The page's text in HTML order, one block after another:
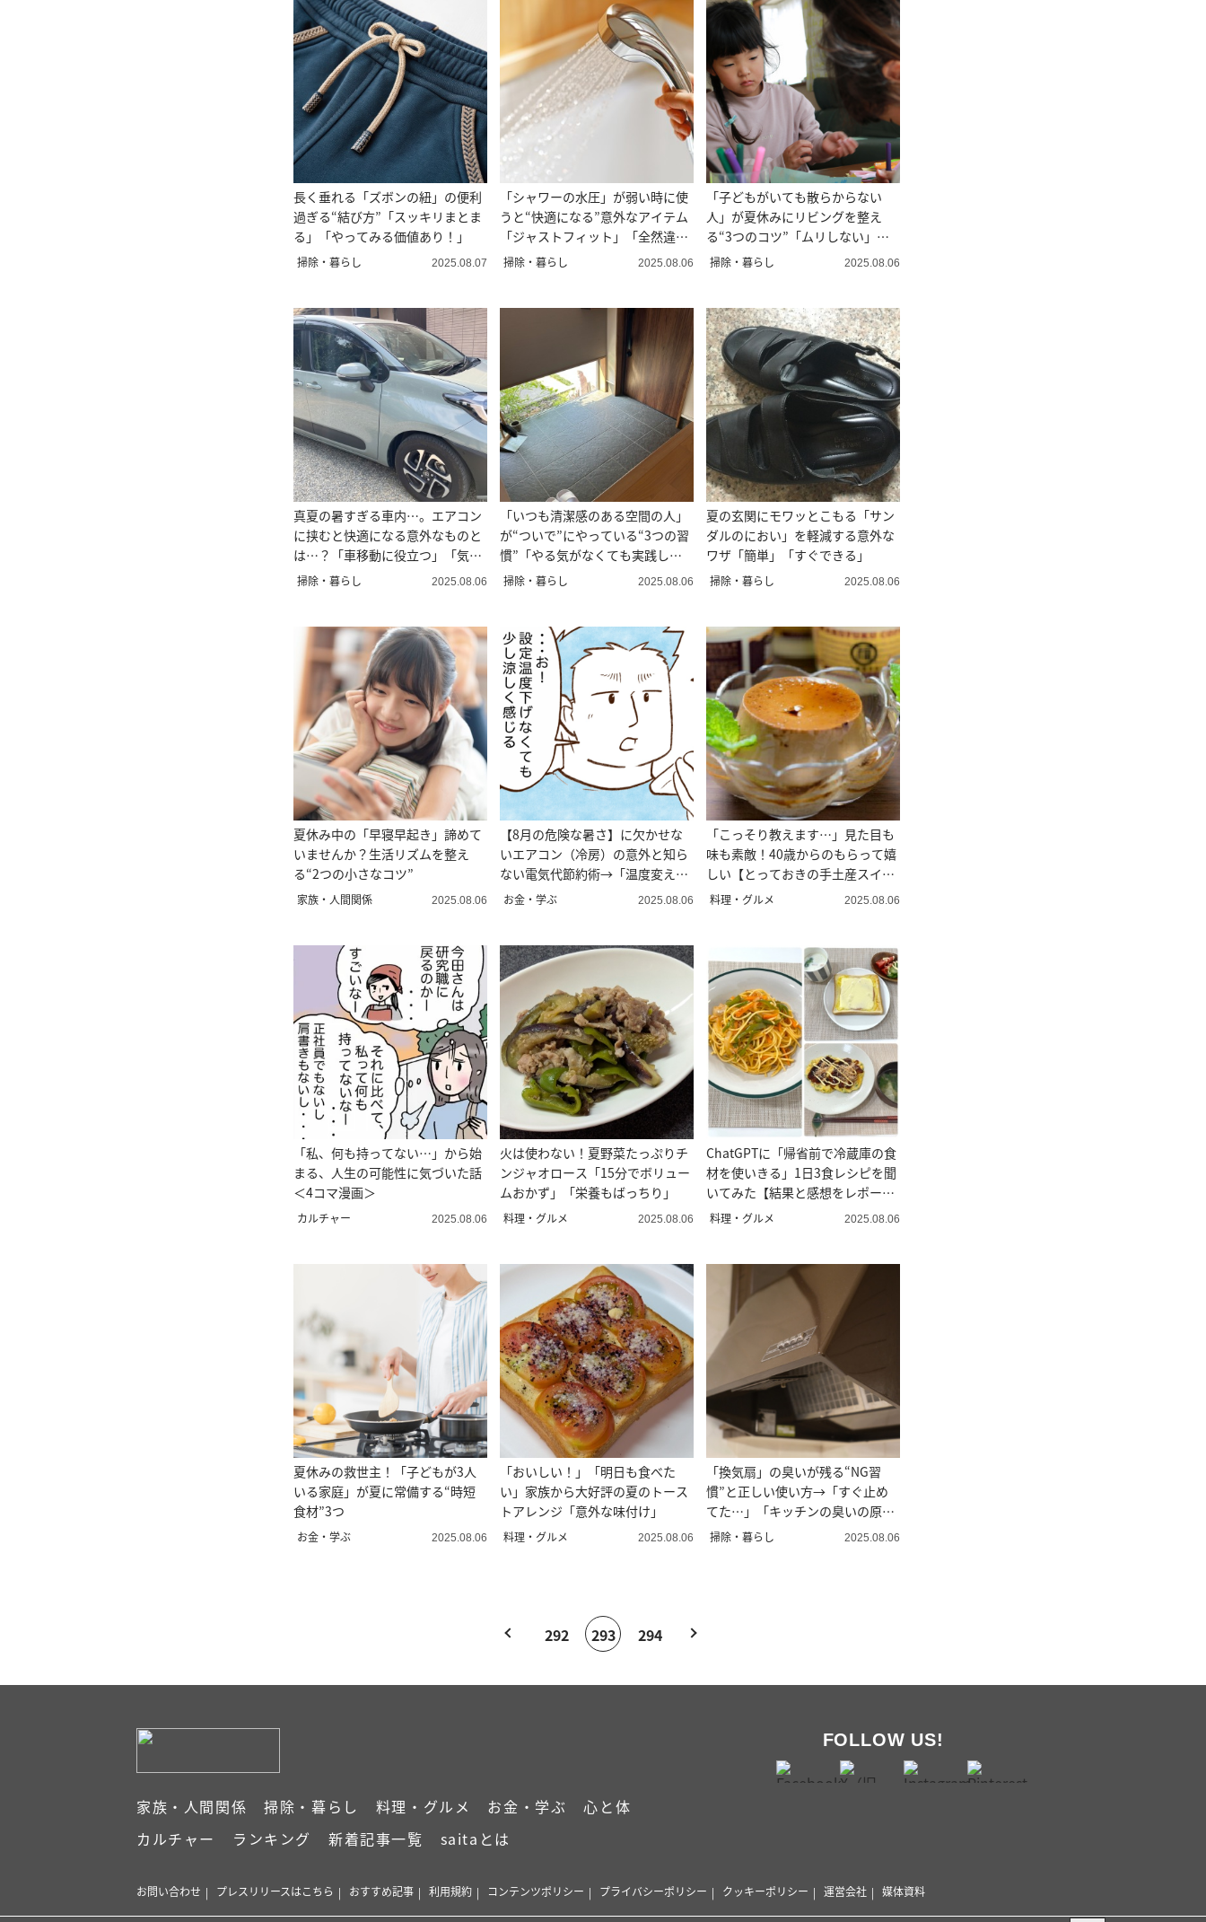
長く垂れる「ズボンの紐」の便利
過ぎる“結び方”「スッキリまとま
る」「やってみる価値あり！」
掃除・暮らし 2025.08.07
「シャワーの水圧」が弱い時に使
うと“快適になる”意外なアイテム
「ジャストフィット」「全然違
う」
掃除・暮らし 2025.08.06
「子どもがいても散らからない
人」が夏休みにリビングを整え
る“3つのコツ”「ムリしない」
「マネする」
掃除・暮らし 2025.08.06
真夏の暑すぎる車内…。エアコン
に挟むと快適になる意外なものと
は…？「車移動に役立つ」「気分
も爽快」
掃除・暮らし 2025.08.06
「いつも清潔感のある空間の人」
が“ついで”にやっている“3つの習
慣”「やる気がなくても実践しや
すい」
掃除・暮らし 2025.08.06
夏の玄関にモワッとこもる「サン
ダルのにおい」を軽減する意外な
ワザ「簡単」「すぐできる」
掃除・暮らし 2025.08.06
夏休み中の「早寝早起き」諦めて
いませんか？生活リズムを整え
る“2つの小さなコツ”
家族・人間関係 2025.08.06
【8月の危険な暑さ】に欠かせな
いエアコン（冷房）の意外と知ら
ない電気代節約術→「温度変えず
に涼しい」
お金・学ぶ 2025.08.06
「こっそり教えます…」見た目も
味も素敵！40歳からのもらって嬉
しい【とっておきの手土産スイー
ツ3選】
料理・グルメ 2025.08.06
「私、何も持ってない…」から始
まる、人生の可能性に気づいた話
＜4コマ漫画＞
カルチャー 2025.08.06
火は使わない！夏野菜たっぷりチ
ンジャオロース「15分でボリュー
ムおかず」「栄養もばっちり」
料理・グルメ 2025.08.06
ChatGPTに「帰省前で冷蔵庫の食
材を使いきる」1日3食レシピを聞
いてみた【結果と感想をレポー
ト】
料理・グルメ 2025.08.06
夏休みの救世主！「子どもが3人
いる家庭」が夏に常備する“時短
食材”3つ
お金・学ぶ 2025.08.06
「おいしい！」「明日も食べた
い」家族から大好評の夏のトース
トアレンジ「意外な味付け」
料理・グルメ 2025.08.06
「換気扇」の臭いが残る“NG習
慣”と正しい使い方→「すぐ止め
てた…」「キッチンの臭いの原因
に！」
掃除・暮らし 2025.08.06
292 293 294
家族・人間関係 掃除・暮らし 料理・グルメ お金・学ぶ
心と体
カルチャー
ランキング 新着記事一覧 saitaとは
FOLLOW US!
お問い合わせ プレスリリースはこちら おすすめ記事 利用規約 コンテンツポリシー プライバシーポリシー クッキーポリシー 運営会社 媒体資料